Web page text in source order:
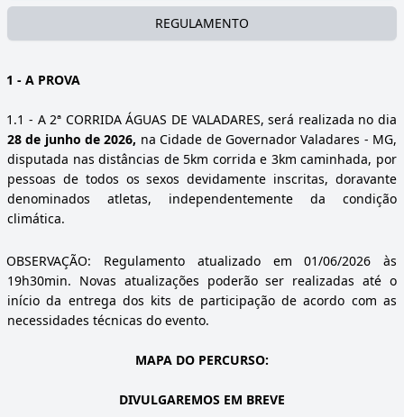
REGULAMENTO
1- A PROVA
1.1 - A 2ª CORRIDA ÁGUAS DE VALADARES, será realizada no dia
28 de junho de 2026, na Cidade de Governador Valadares - MG,
disputada nas distâncias de 5km corrida e 3km caminhada, por
pessoas de todos os sexos devidamente inscritas, doravante
denominados atletas, independentemente da condição
climática.
OBSERVAÇÃO: Regulamento atualizado em 01/06/2026 às
19h30min. Novas atualizações poderão ser realizadas até o
início da entrega dos kits de participação de acordo com as
necessidades técnicas do evento.
MAPA DO PERCURSO:
DIVULGAREMOS EM BREVE